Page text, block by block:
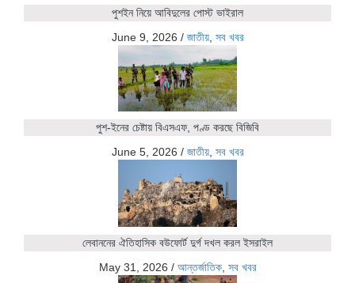
পুশইন নিয়ে আবিদুলের পোস্ট ভাইরাল
June 9, 2026 / জাতীয়, সব খবর
পুশ-ইনের চেষ্টায় বিএসএফ, পণ্ড করছে বিজিবি
June 5, 2026 / জাতীয়, সব খবর
লেবাননের ঐতিহাসিক বউফোর্ট দুর্গ দখল করল ইসরাইল
May 31, 2026 / আন্তর্জাতিক, সব খবর